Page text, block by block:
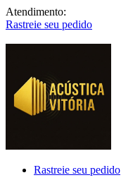
Atendimento:
Rastreie seu pedido
Rastreie seu pedido